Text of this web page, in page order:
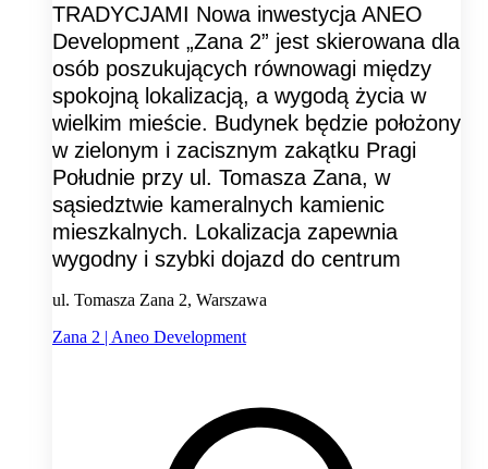
TRADYCJAMI Nowa inwestycja ANEO
Development „Zana 2” jest skierowana dla
osób poszukujących równowagi między
spokojną lokalizacją, a wygodą życia w
wielkim mieście. Budynek będzie położony
w zielonym i zacisznym zakątku Pragi
Południe przy ul. Tomasza Zana, w
sąsiedztwie kameralnych kamienic
mieszkalnych. Lokalizacja zapewnia
wygodny i szybki dojazd do centrum
ul. Tomasza Zana 2, Warszawa
Zana 2 | Aneo Development